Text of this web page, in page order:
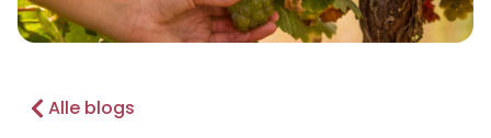
Alle blogs